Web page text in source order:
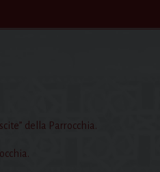
della Parrocchia.